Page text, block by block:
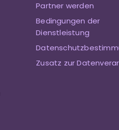
Partner werden
Bedingungen der
Dienstleistung
Zusatz zur